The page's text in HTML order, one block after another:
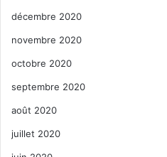
décembre 2020
novembre 2020
octobre 2020
septembre 2020
août 2020
juillet 2020